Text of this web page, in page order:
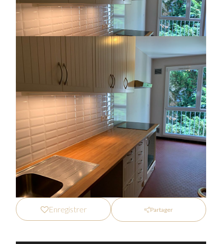
Enregistrer Partager